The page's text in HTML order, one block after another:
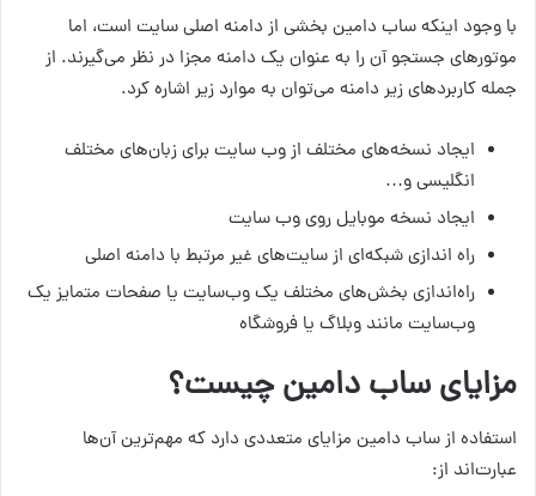
با وجود اینکه ساب دامین بخشی از دامنه اصلی سایت است، اما
موتورهای جستجو آن را به عنوان یک دامنه مجزا در نظر می‌گیرند. از
جمله کاربردهای زیر دامنه می‌توان به موارد زیر اشاره کرد.
ایجاد نسخه‌های مختلف از وب سایت برای زبان‌های مختلف
انگلیسی و…
ایجاد نسخه موبایل روی وب سایت
راه اندازی شبکه‌ای از سایت‌های غیر مرتبط با دامنه اصلی
راه‌اندازی بخش‌های مختلف یک وب‌سایت یا صفحات متمایز یک
وب‌سایت مانند وبلاگ یا فروشگاه
مزایای ساب دامین چیست؟
استفاده از ساب دامین مزایای متعددی دارد که مهم‌ترین آن‌ها
عبارت‌اند از: